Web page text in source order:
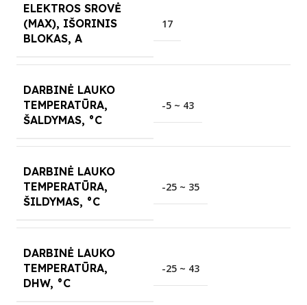
ELEKTROS SROVĖ
(MAX), IŠORINIS
BLOKAS, A
17
DARBINĖ LAUKO
TEMPERATŪRA,
ŠALDYMAS, °C
-5 ~ 43
DARBINĖ LAUKO
TEMPERATŪRA,
ŠILDYMAS, °C
-25 ~ 35
DARBINĖ LAUKO
TEMPERATŪRA,
DHW, °C
-25 ~ 43